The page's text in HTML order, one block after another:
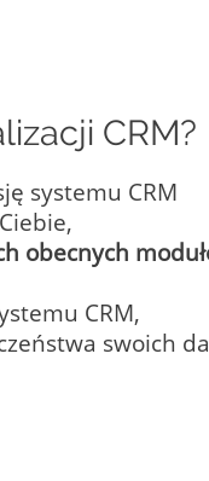
CRM?
systemu CRM
obecnych
CRM,
swoich